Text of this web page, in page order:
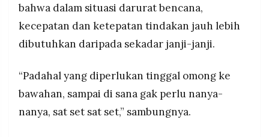
bahwa dalam situasi darurat bencana,
kecepatan dan ketepatan tindakan jauh lebih
dibutuhkan daripada sekadar janji-janji.
“Padahal yang diperlukan tinggal omong ke
bawahan, sampai di sana gak perlu nanya-
nanya, sat set sat set,” sambungnya.